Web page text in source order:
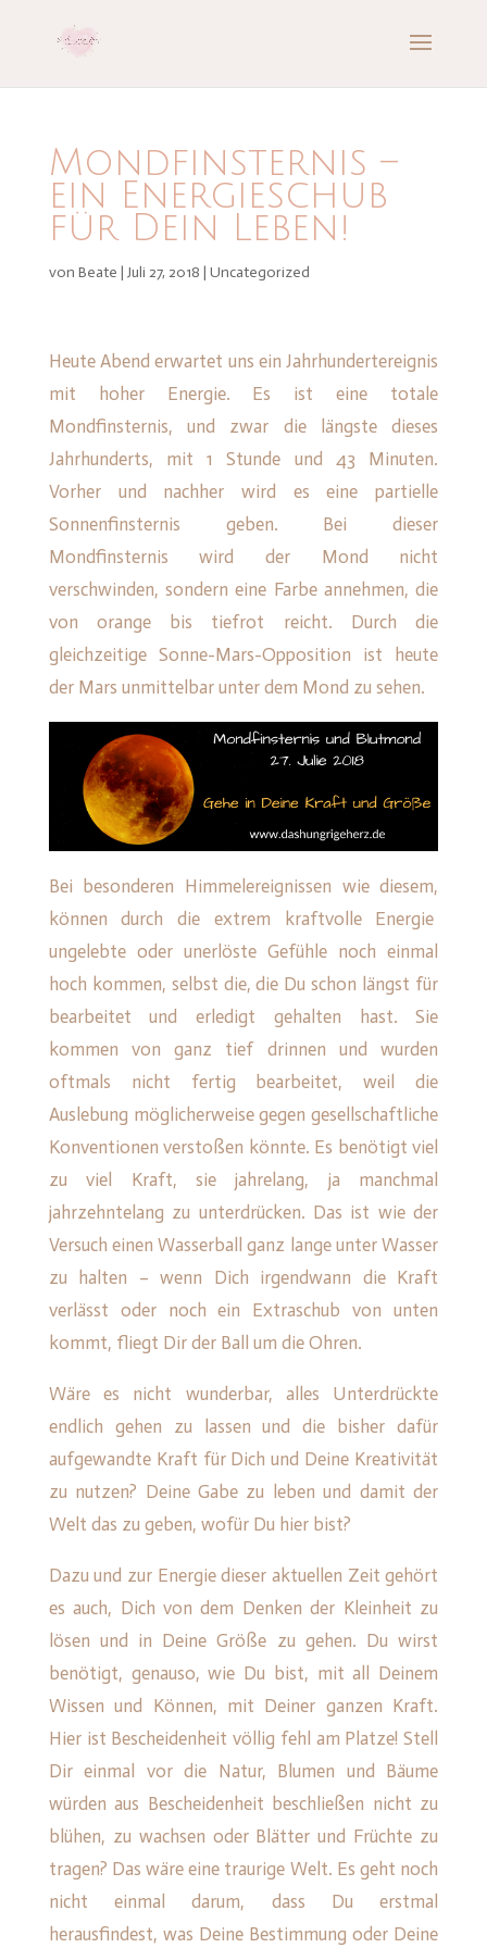
Mondfinsternis –
ein Energieschub
für Dein Leben!
von Beate | Juli 27, 2018 | Uncategorized
Heute Abend erwartet uns ein Jahrhundertereignis
mit hoher Energie. Es ist eine totale
Mondfinsternis, und zwar die längste dieses
Jahrhunderts, mit 1 Stunde und 43 Minuten.
Vorher und nachher wird es eine partielle
Sonnenfinsternis geben. Bei dieser
Mondfinsternis wird der Mond nicht
verschwinden, sondern eine Farbe annehmen, die
von orange bis tiefrot reicht. Durch die
gleichzeitige Sonne-Mars-Opposition ist heute
der Mars unmittelbar unter dem Mond zu sehen.
Bei besonderen Himmelereignissen wie diesem,
können durch die extrem kraftvolle Energie
ungelebte oder unerlöste Gefühle noch einmal
hoch kommen, selbst die, die Du schon längst für
bearbeitet und erledigt gehalten hast. Sie
kommen von ganz tief drinnen und wurden
oftmals nicht fertig bearbeitet, weil die
Auslebung möglicherweise gegen gesellschaftliche
Konventionen verstoßen könnte. Es benötigt viel
zu viel Kraft, sie jahrelang, ja manchmal
jahrzehntelang zu unterdrücken. Das ist wie der
Versuch einen Wasserball ganz lange unter Wasser
zu halten – wenn Dich irgendwann die Kraft
verlässt oder noch ein Extraschub von unten
kommt, fliegt Dir der Ball um die Ohren.
Wäre es nicht wunderbar, alles Unterdrückte
endlich gehen zu lassen und die bisher dafür
aufgewandte Kraft für Dich und Deine Kreativität
zu nutzen? Deine Gabe zu leben und damit der
Welt das zu geben, wofür Du hier bist?
Dazu und zur Energie dieser aktuellen Zeit gehört
es auch, Dich von dem Denken der Kleinheit zu
lösen und in Deine Größe zu gehen. Du wirst
benötigt, genauso, wie Du bist, mit all Deinem
Wissen und Können, mit Deiner ganzen Kraft.
Hier ist Bescheidenheit völlig fehl am Platze! Stell
Dir einmal vor die Natur, Blumen und Bäume
würden aus Bescheidenheit beschließen nicht zu
blühen, zu wachsen oder Blätter und Früchte zu
tragen? Das wäre eine traurige Welt. Es geht noch
nicht einmal darum, dass Du erstmal
herausfindest, was Deine Bestimmung oder Deine